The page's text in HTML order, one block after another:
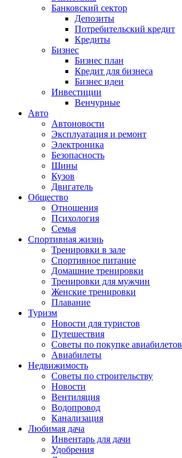
Банковский сектор
Депозиты
Потребительский кредит
Кредиты
Бизнес
Бизнес план
Кредит для бизнеса
Бизнес идеи
Инвестиции
Венчурные
Авто
Автоновости
Эксплуатация и ремонт
Электроника
Безопасность
Шины
Кузов
Двигатель
Общество
Отношения
Психология
Семья
Спортивная жизнь
Тренировки в зале
Спортивное питание
Домашние тренировки
Тренировки для мужчин
Женские тренировки
Плавание
Туризм
Новости для туристов
Путешествия
Советы по покупке авиабилетов
Авиабилеты
Недвижимость
Советы по строительству
Новости
Вентиляция
Водопровод
Канализация
Любимая дача
Инвентарь для дачи
Удобрения